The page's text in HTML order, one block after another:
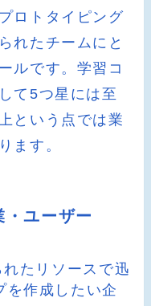
ロトタイピング
れたチームにと
ルです。学習コ
て5つ星には至
という点では業
ます。
ユーザー
たリソースで迅
を作成したい企